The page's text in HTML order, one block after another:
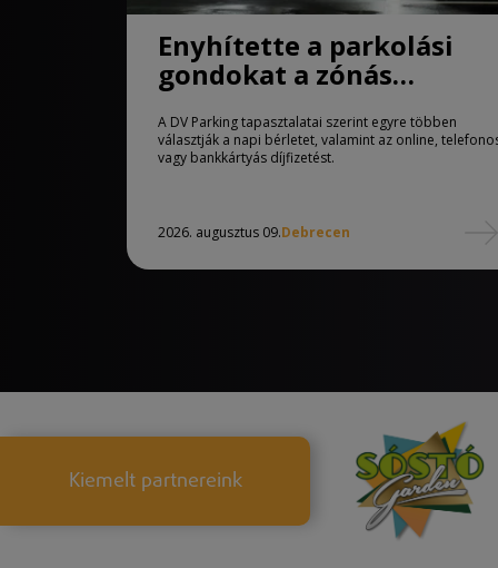
Enyhítette a parkolási
gondokat a zónás
rendszer Debrecenben
A DV Parking tapasztalatai szerint egyre többen
választják a napi bérletet, valamint az online,
vagy bankkártyás díjfizetést.
2026. augusztus 09.Debrecen
Kiemelt partnereink